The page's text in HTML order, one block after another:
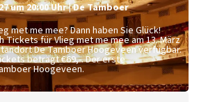
um 20:00Uhr|De Tamboer
met me mee? Dann haben Sie Glück!
für Vlieg met me mee am 13. März
De Tamboer Hoogeveen verfügbar.
beträgt€69,-. Der erste
Hoogeveen.